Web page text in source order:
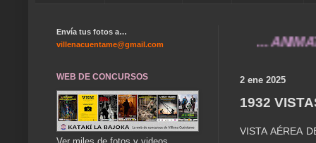
... ANÍMATE A
2 ene 2025
1932
VISTA AÉREA
Envía tus fotos a…
villenacuentame@gmail.com
WEB DE CONCURSOS